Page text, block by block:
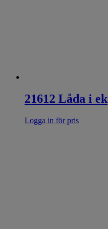
21612 Låda i ek
Logga in för pris